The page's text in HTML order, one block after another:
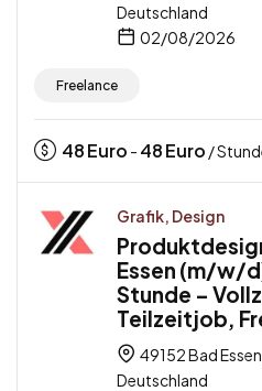
Deutschland
02/08/2026
Freelance
48Euro - 48Euro /
Grafik, Design
Essen (m/w/
Stunde –
Teilzeitjob,
49152 Bad
Deutschland